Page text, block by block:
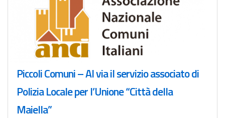
Piccoli Comuni – Al via il servizio associato di
Polizia Locale per l’Unione “Città della
Maiella”